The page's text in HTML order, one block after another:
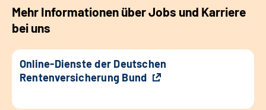
Mehr Informationen über Jobs und Karriere
bei uns
Online-Dienste der Deutschen
Rentenversicherung Bund